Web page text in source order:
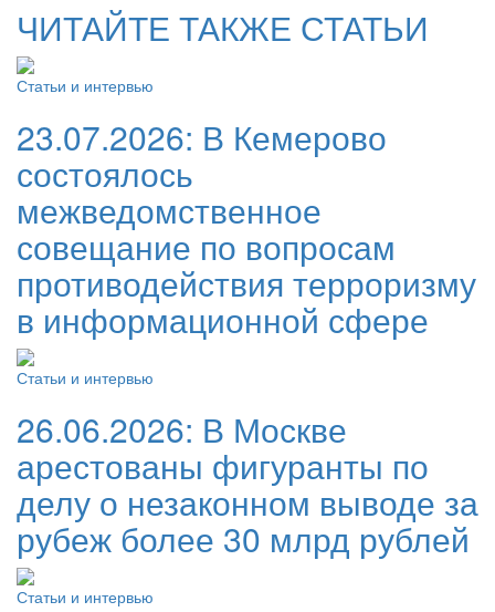
ЧИТАЙТЕ ТАКЖЕ СТАТЬИ
Статьи и интервью
23.07.2026: В Кемерово
состоялось
межведомственное
совещание по вопросам
противодействия терроризму
в информационной сфере
Статьи и интервью
26.06.2026: В Москве
арестованы фигуранты по
делу о незаконном выводе за
рубеж более 30 млрд рублей
Статьи и интервью